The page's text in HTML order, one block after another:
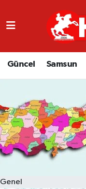
Güncel Samsun
Genel
GÜNCEL
SAMSUN
EKONOMİ
YAŞAM